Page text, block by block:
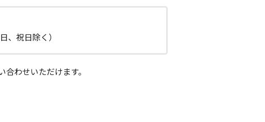
、祝日除く）
わせいただけます。